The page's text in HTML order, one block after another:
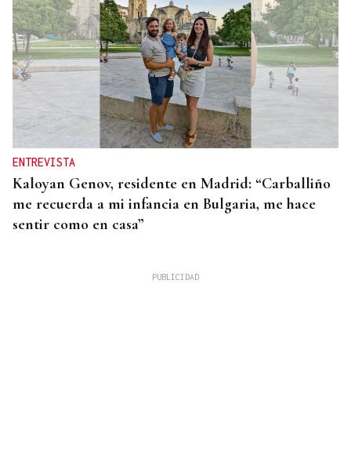
ENTREVISTA
Kaloyan Genov, residente en Madrid: “Carballiño
me recuerda a mi infancia en Bulgaria, me hace
sentir como en casa”